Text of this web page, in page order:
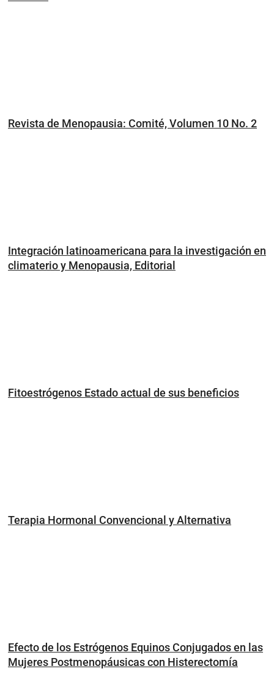
Revista de Menopausia: Comité, Volumen 10 No. 2
Integración latinoamericana para la investigación en
climaterio y Menopausia, Editorial
Fitoestrógenos Estado actual de sus beneficios
Terapia Hormonal Convencional y Alternativa
Efecto de los Estrógenos Equinos Conjugados en las
Mujeres Postmenopáusicas con Histerectomía